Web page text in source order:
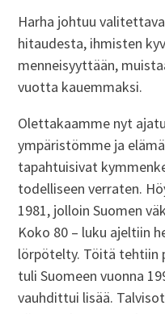
Harha johtuu
hitaudesta, ihmisten
menneisyyttään,
vuotta kauemmaksi.
Olettakaamme nyt
ympäristömme ja
tapahtuisivat
todelliseen verraten.
1981, jolloin Suomen
Koko 80 – luku ajeltiin
lörpötelty. Töitä tehtiin
tuli Suomeen vuonna
vauhdittui lisää.